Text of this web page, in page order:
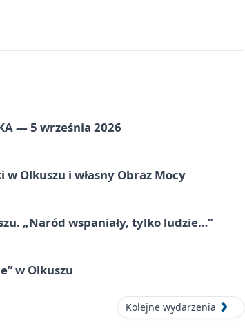
— 5 września 2026
w Olkuszu i własny Obraz Mocy
„Naród wspaniały, tylko ludzie…”
w Olkuszu
Kolejne wydarzenia